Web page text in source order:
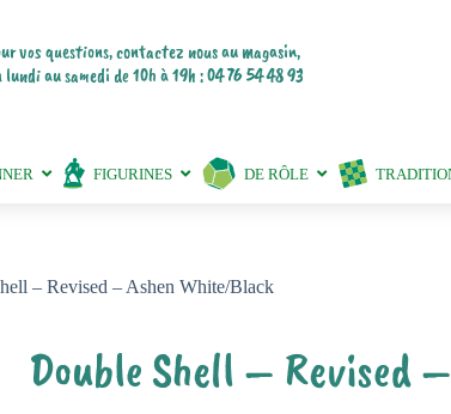
vos questions, contactez nous au magasin,
lundi au samedi de 10h à 19h : 04 76 54 48 93
FIGURINES DE RÔLE
– Revised – Ashen White/Black
Double Shell – Revised